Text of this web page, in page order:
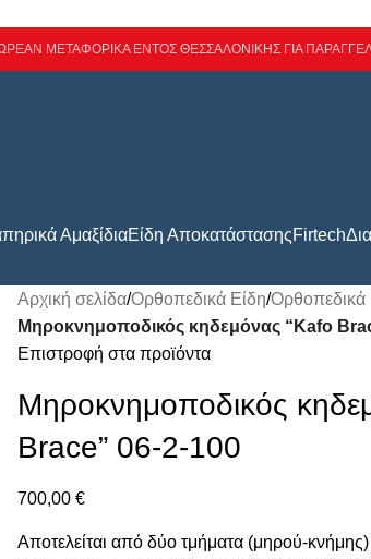
ΜΕΤΑΦΟΡΙΚΑ ΕΝΤΟΣ ΘΕΣΣΑΛΟΝΙΚΗΣ ΓΙΑ
ΑμαξίδιαΕίδη ΑποκατάστασηςFirtech
Αρχική σελίδα/Ορθοπεδικά Είδη/Ορθοπεδικά
Μηροκνημοποδικός κηδεμόνας “Kafo
Επιστροφή στα προϊόντα
Μηροκνημοποδικός
Brace” 06-2-100
700,00€
Αποτελείται από δύο τμήματα (μηρού-